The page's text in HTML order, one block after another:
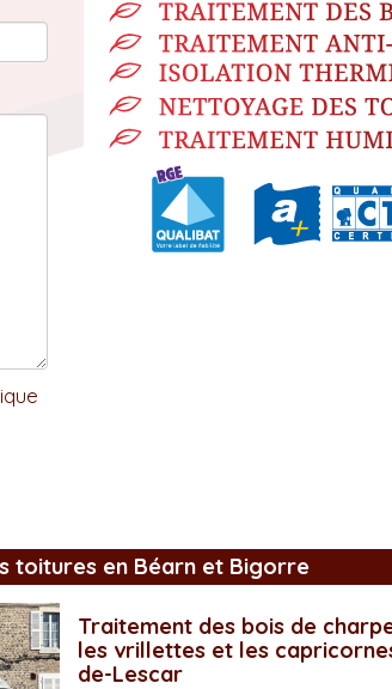
toitures en Béarn et Bigorre
Traitement des bois de
les vrillettes et les
de-Lescar